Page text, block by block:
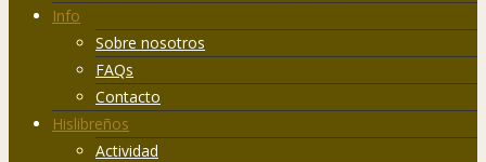
Info
Sobre nosotros
FAQs
Contacto
Hislibreños
Actividad